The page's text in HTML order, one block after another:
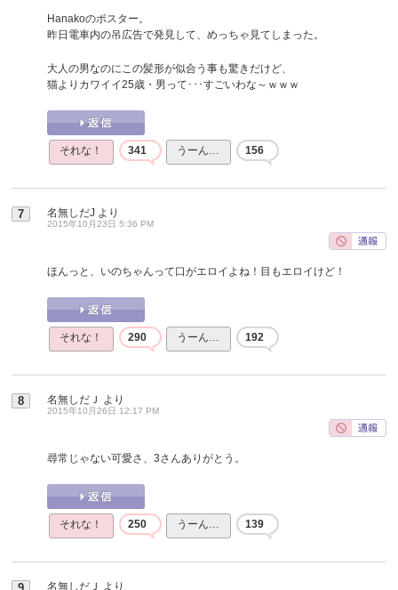
Hanakoのポスター。
昨日電車内の吊広告で発見して、めっちゃ見てしまった。
大人の男なのにこの髪形が似合う事も驚きだけど、
猫よりカワイイ25歳・男って･･･すごいわな～ｗｗｗ
それな！ 341 うーん… 156
7 名無しだJ より
2015年10月23日 5:36 PM
ほんっと、いのちゃんって口がエロイよね！目もエロイけど！
それな！ 290 うーん… 192
8 名無しだＪ より
2015年10月26日 12:17 PM
尋常じゃない可愛さ、3さんありがとう。
それな！ 250 うーん… 139
名無しだＪ より